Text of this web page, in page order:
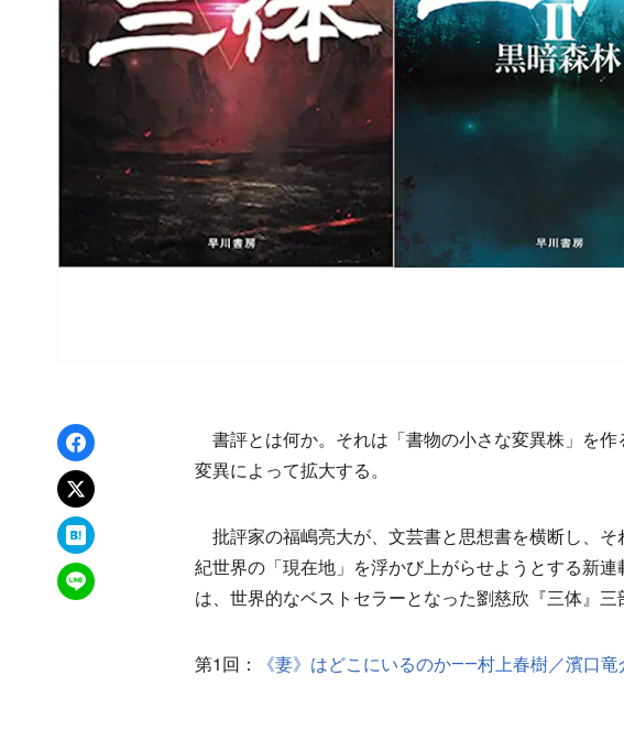
Facebookでシェア
xでポスト
はてなブックマーク
LINEで送る
書評とは何か。それは「書物の小さな変異株」を作
変異によって拡大する。
批評家の福嶋亮大が、文芸書と思想書を横断し、
紀世界の「現在地」を浮かび上がらせようとする新
は、世界的なベストセラーとなった劉慈欣『三体』三
第1回： 《妻》はどこにいるのか――村上春樹／濱口